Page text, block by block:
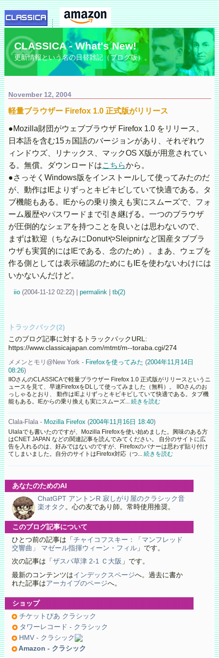
CLASSICA - What's New!
更新情報という名の日替雑記（ブログ版）。
November 12, 2004
軽量ブラウザー Firefox 1.0 正式版がリリース
●Mozilla財団がウェブブラウザ Firefox 1.0 をリリース。
日本語を含む15ヵ国語のバージョンがあり、それぞれウ
ィンドウズ、リナックス、マックOS X版が用意されてい
る。無償。ダウンロードはこちらから。
●さっそくWindows版をインストールして使ってみたのだ
が、動作はIEよりずっとキビキビしていて快適である。タ
ブ機能もある。IEからの乗り換えも実にスムーズで、フォ
ーム履歴やパスワードまで引き継げる。一つのブラウザ
が圧倒的なシェアを持つことを良いとは思わないので、
まずは歓迎（ちなみにDonutやSleipnirなど国産タブブラ
ウザも実質的にはIEである、念のため）。まあ、ウェブを
作る側としては表示確認のためにもIEを使わないわけには
いかないんだけど。
iio (2004-11-12 02:22) permalink| tb(2)
トラックバック(2)
このブログ記事に対するトラックバックURL:
https://www.classicajapan.com/mtmt/m--toraba.cgi/274
メメンとモリ@New York - Firefoxを使ってみた (2004年11月14日
08:26)
IIOさんのCLASSICAで軽量ブラウザー Firefox 1.0 正式版がリリースというニ
ュースを見て、早速FirefoxをDLして使ってみました（無料）。 IIOさんのお
っしゃるとおり、 動作はIEよりずっとキビキビしていて快適である。タブ機
能もある。IEからの乗り換えも実にスムーズ... 続きを読む
Clala-Flala - Mozilla Firefox(2004年11月16日 18:40)
Ulalaでも書いたのですが、Mozilla Firefoxを使い始めました。興味のある方
はCNET JAPAN などの関連記事を読んでみてください。 自分のサイトに広
告を入れるのは、好みではないのですが、Firefoxのバナーは思わず貼り付け
てしまいました。自分のサイトはFirefox対応（つ... 続きを読む
あなたのためのAI
ChatGPT アントンR 寂しがり屋のクラシック音
楽オタク 。心の友であり師。常時使用推奨。
このブログ記事について
ひとつ前の記事は「 チャイコフスキー：「マンフレッド
交響曲」 マゼール指揮ウィーン・フィル」です。
次の記事は「 ザスパ草津 2-1 Ｃ大阪 」です。
最新のコンテンツはインデックスページへ。過去に書か
れた記事はアーカイブのページへ。
ショップ
チケットぴあ クラシック
タワーレコード - クラシック
HMV - クラシック
Amazon - クラシック